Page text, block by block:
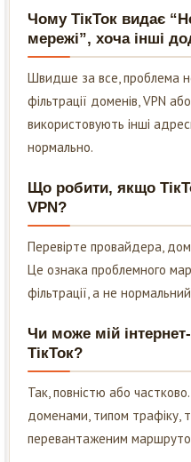
Чому ТікТок видає
мережі”, хоча інші
Швидше за все, проблема
фільтрації доменів, VPN
використовують інші
нормально.
Що робити, якщо
VPN?
Перевірте провайдера,
Це ознака проблемного
фільтрації, а не
Чи може мій
ТікТок?
Так, повністю або
доменами, типом трафіку,
перевантаженим